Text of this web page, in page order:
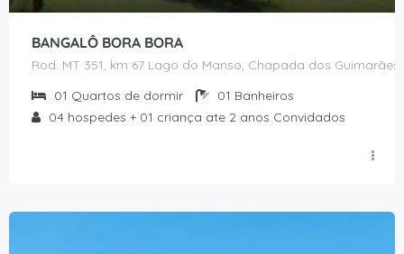
BANGALÔ BORA BORA
Rod. MT 351, km 67 Lago do Manso, Chapada dos Guimarães
01 Quartos de dormir 01 Banheiros
04 hospedes + 01 criança ate 2 anos Convidados